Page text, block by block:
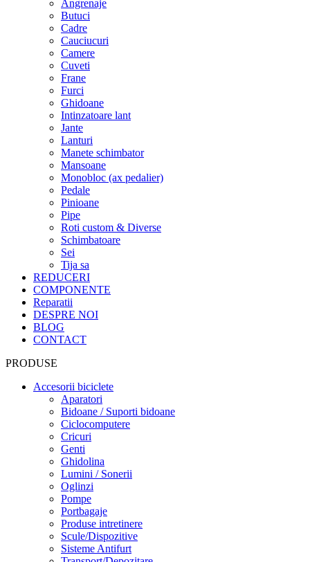
Angrenaje
Butuci
Cadre
Cauciucuri
Camere
Cuveti
Frane
Furci
Ghidoane
Intinzatoare lant
Jante
Lanturi
Manete schimbator
Mansoane
Monobloc (ax pedalier)
Pedale
Pinioane
Pipe
Roti custom & Diverse
Schimbatoare
Sei
Tija sa
REDUCERI
COMPONENTE
Reparatii
DESPRE NOI
BLOG
CONTACT
PRODUSE
Accesorii biciclete
Aparatori
Bidoane / Suporti bidoane
Ciclocomputere
Cricuri
Genti
Ghidolina
Lumini / Sonerii
Oglinzi
Pompe
Portbagaje
Produse intretinere
Scule/Dispozitive
Sisteme Antifurt